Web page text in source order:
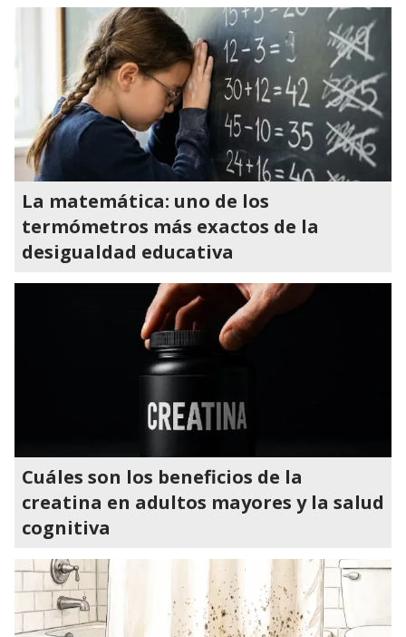
La matemática: uno de los
termómetros más exactos de la
desigualdad educativa
Cuáles son los beneficios de la
creatina en adultos mayores y la salud
cognitiva